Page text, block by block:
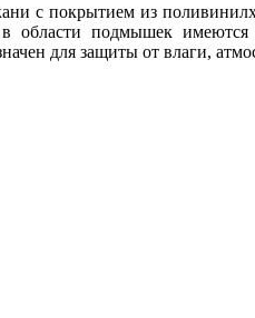
с покрытием из
подмышек имеются
для защиты от влаги,